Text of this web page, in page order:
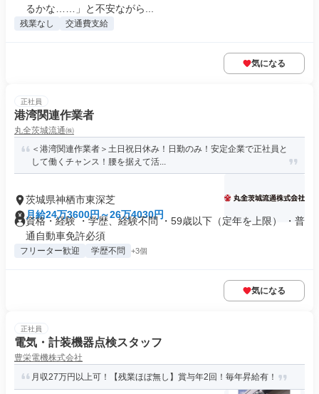
るかな……」と不安ながら...
残業なし 交通費支給
気になる
正社員
港湾関連作業者
丸全茨城流通㈱
＜港湾関連作業者＞土日祝日休み！日勤のみ！安定企業で正社員と
して働くチャンス！腰を据えて活...
茨城県神栖市東深芝
月給24万3600円～26万4030円
資格・経験 ・学歴、経験不問 ・59歳以下（定年を上限） ・普
通自動車免許必須
フリーター歓迎 学歴不問 +3個
気になる
正社員
電気・計装機器点検スタッフ
豊栄電機株式会社
月収27万円以上可！【残業ほぼ無し】賞与年2回！毎年昇給有！